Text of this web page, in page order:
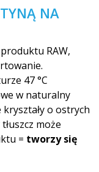
NA
RAW,
47 °C
w naturalny
o ostrych
może
= tworzy się